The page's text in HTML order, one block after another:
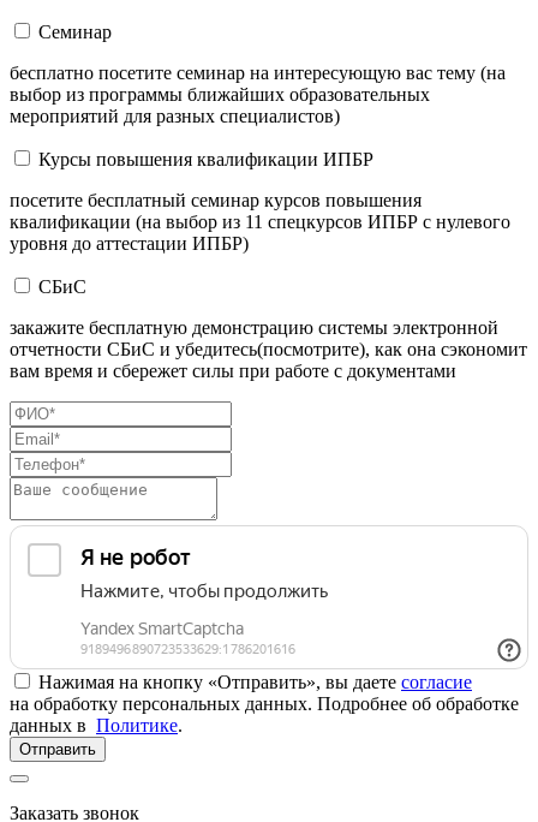
Семинар
бесплатно посетите семинар на интересующую вас тему (на
выбор из программы ближайших образовательных
мероприятий для разных специалистов)
Курсы повышения квалификации ИПБР
посетите бесплатный семинар курсов повышения
квалификации (на выбор из 11 спецкурсов ИПБР с нулевого
уровня до аттестации ИПБР)
СБиС
закажите бесплатную демонстрацию системы электронной
отчетности СБиС и убедитесь(посмотрите), как она сэкономит
вам время и сбережет силы при работе с документами
Нажимая на кнопку «Отправить», вы даете согласие
на обработку персональных данных. Подробнее об обработке
данных в Политике.
Отправить
Заказать звонок